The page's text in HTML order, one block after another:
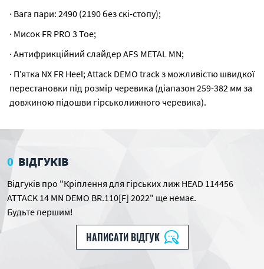
· Вага пари: 2490 (2190 без скі-стопу);
· Мисок FR PRO 3 Toe;
· Антифрикційний слайдер AFS METAL MN;
· П'ятка NX FR Heel; Attack DEMO track з можливістю швидкої
перестановки під розмір черевика (діапазон 259-382 мм за
довжиною підошви гірськолижного черевика).
0 ВІДГУКІВ
Відгуків про "Кріплення для гірських лиж HEAD 114456
ATTACK 14 MN DEMO BR.110[F] 2022" ще немає.
Будьте першим!
НАПИСАТИ ВІДГУК